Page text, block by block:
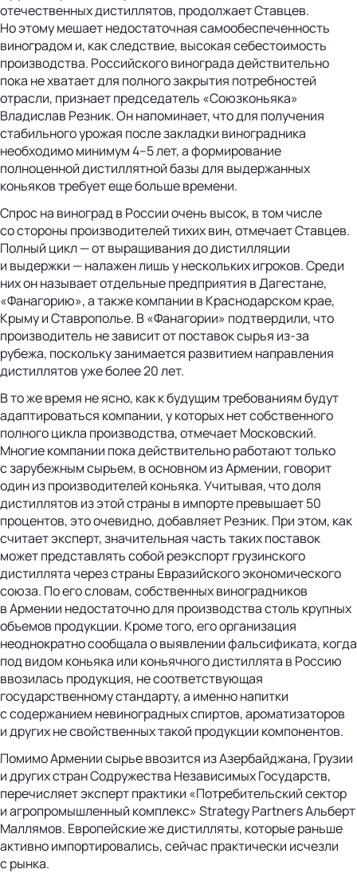
отечественных дистиллятов, продолжает Ставцев.
Но этому мешает недостаточная самообеспеченность
виноградом и, как следствие, высокая себестоимость
производства. Российского винограда действительно
пока не хватает для полного закрытия потребностей
отрасли, признает председатель «Союзконьяка»
Владислав Резник. Он напоминает, что для получения
стабильного урожая после закладки виноградника
необходимо минимум 4–5 лет, а формирование
полноценной дистиллятной базы для выдержанных
коньяков требует еще больше времени.
Спрос на виноград в России очень высок, в том числе
со стороны производителей тихих вин, отмечает Ставцев.
Полный цикл — от выращивания до дистилляции
и выдержки — налажен лишь у нескольких игроков. Среди
них он называет отдельные предприятия в Дагестане,
«Фанагорию», а также компании в Краснодарском крае,
Крыму и Ставрополье. В «Фанагории» подтвердили, что
производитель не зависит от поставок сырья из-за
рубежа, поскольку занимается развитием направления
дистиллятов уже более 20 лет.
В то же время не ясно, как к будущим требованиям будут
адаптироваться компании, у которых нет собственного
полного цикла производства, отмечает Московский.
Многие компании пока действительно работают только
с зарубежным сырьем, в основном из Армении, говорит
один из производителей коньяка. Учитывая, что доля
дистиллятов из этой страны в импорте превышает 50
процентов, это очевидно, добавляет Резник. При этом, как
считает эксперт, значительная часть таких поставок
может представлять собой реэкспорт грузинского
дистиллята через страны Евразийского экономического
союза. По его словам, собственных виноградников
в Армении недостаточно для производства столь крупных
объемов продукции. Кроме того, его организация
неоднократно сообщала о выявлении фальсификата, когда
под видом коньяка или коньячного дистиллята в Россию
ввозилась продукция, не соответствующая
государственному стандарту, а именно напитки
с содержанием невиноградных спиртов, ароматизаторов
и других не свойственных такой продукции компонентов.
Помимо Армении сырье ввозится из Азербайджана, Грузии
и других стран Содружества Независимых Государств,
перечисляет эксперт практики «Потребительский сектор
и агропромышленный комплекс» Strategy Partners Альберт
Маллямов. Европейские же дистилляты, которые раньше
активно импортировались, сейчас практически исчезли
с рынка.